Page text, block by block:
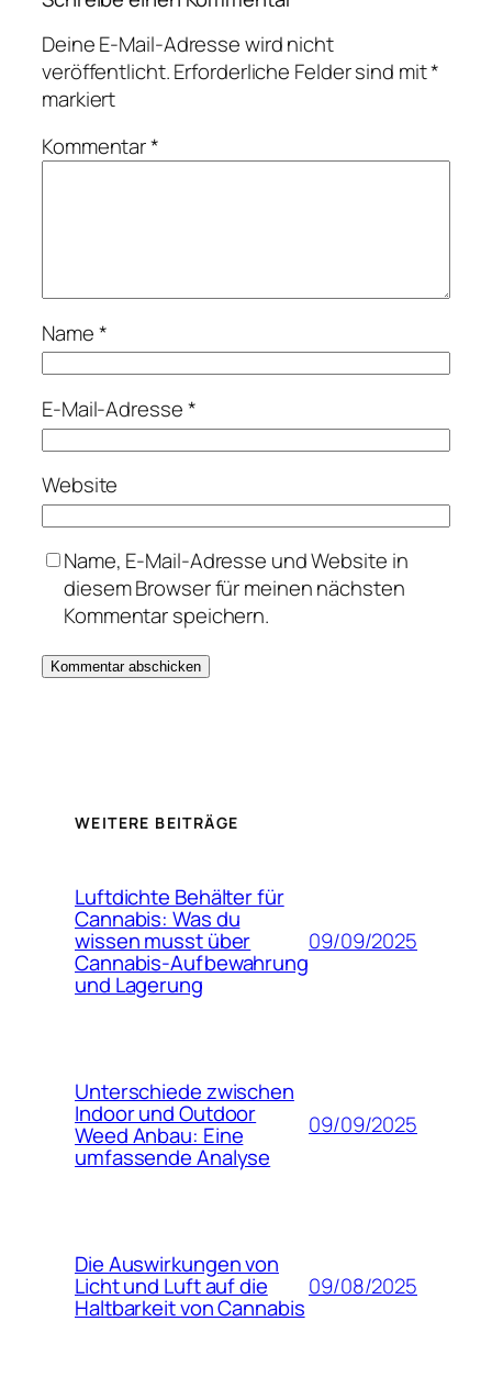
Deine E-Mail-Adresse wird nicht
veröffentlicht.Erforderliche Felder sind mit*
markiert
Kommentar*
Name*
E-Mail-Adresse*
Website
Name, E-Mail-Adresse und Website in
diesem Browser für meinen nächsten
Kommentar speichern.
WEITERE BEITRÄGE
Luftdichte Behälter für
Cannabis: Was du
wissen musst über
Cannabis-Aufbewahrung
und Lagerung
09/09/2025
Unterschiede zwischen
Indoor und Outdoor
Weed Anbau: Eine
umfassende Analyse
09/09/2025
Die Auswirkungen von
Licht und Luft auf die
Haltbarkeit von Cannabis
09/08/2025